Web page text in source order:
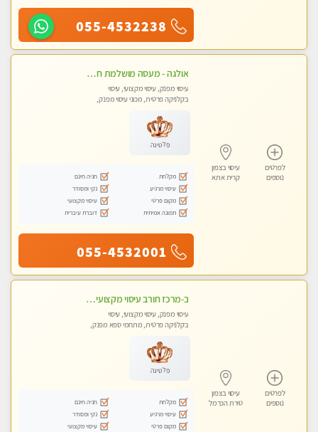
055-4532238
לפרטים
נוספים
עיסוי בצפון
קרית אתא
אולגה - מעסה מושלמת חדשה בעיר ! בחיפה- טל 052-5738058
עיסוי מפנק, עיסוי מקצועי, עיסוי
בקלניקה פרטית, מכוני עיסוי מפנק,
פלטינה
מקלחת
חניה חינם
עיסוי מרגיע
נקי ומסודר
מקום פרטי
עיסוי מקצועי
תמונה אמיתית
דוברת עיברית
055-4532001
לפרטים
נוספים
עיסוי בצפון
טירת הכרמל
ב-מרכז חורב עיסוי מקצועי מפנק גוף לגוף עיסוי קלאסי ועוד...מקום פרטי מעסה מקצועית צעירה ואיכותית
עיסוי מפנק, עיסוי מקצועי, עיסוי
בקלניקה פרטית, מתחמי ספא מפנק,
פלטינה
מקלחת
חניה חינם
עיסוי מרגיע
נקי ומסודר
מקום פרטי
עיסוי מקצועי